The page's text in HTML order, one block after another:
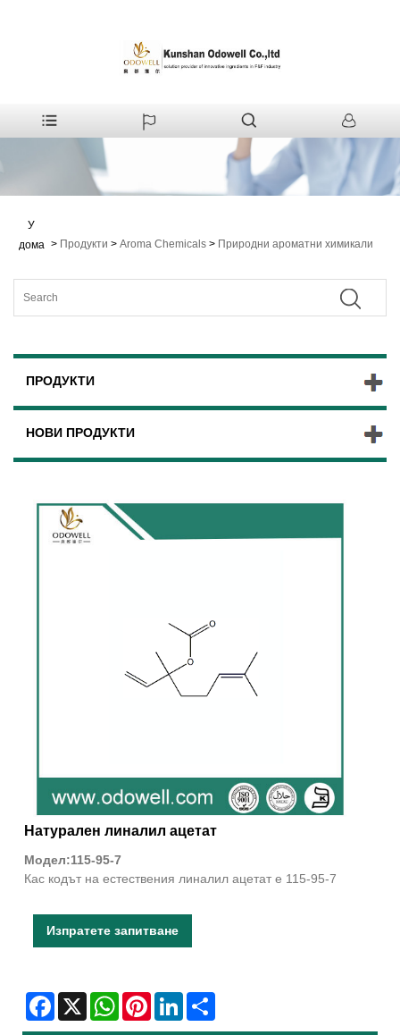
У
дома > Продукти > Aroma Chemicals > Природни ароматни химикали
ПРОДУКТИ
НОВИ ПРОДУКТИ
Натурален линалил ацетат
Модел:115-95-7
Кас кодът на естествения линалил ацетат е 115-95-7
Изпратете запитване
Facebook
X WhatsAppPinterestLinkedIn